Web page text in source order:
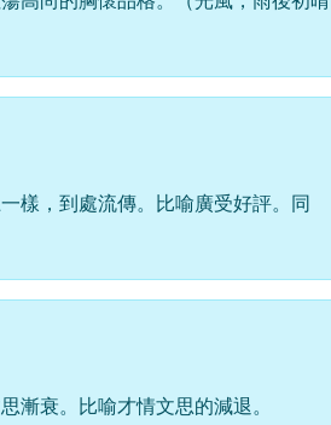
樣，到處流傳。比喻廣受好評。同
漸衰。比喻才情文思的減退。